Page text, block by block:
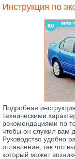
Инструкция по
Подробная
техническими
рекомендациями по
чтобы он служил вам
Руководство удобно
оглавление, так что
который может